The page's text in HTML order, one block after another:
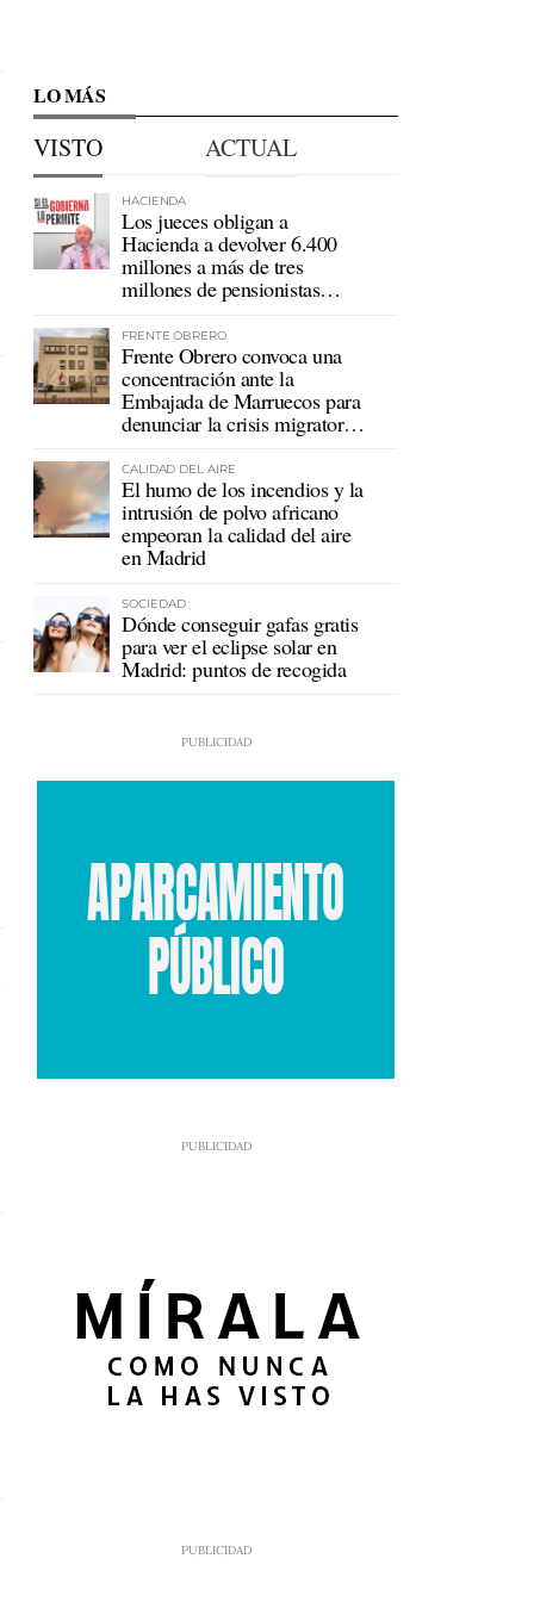
LO MÁS
VISTO ACTUAL
HACIENDA
Los jueces obligan a
Hacienda a devolver 6.400
millones a más de tres
millones de pensionistas
FRENTE OBRERO
Frente Obrero convoca una
concentración ante la
Embajada de Marruecos para
denunciar la crisis migratoria
CALIDAD DEL AIRE
El humo de los incendios y la
intrusión de polvo africano
empeoran la calidad del aire
en Madrid
SOCIEDAD
Dónde conseguir gafas gratis
para ver el eclipse solar en
Madrid: puntos de recogida